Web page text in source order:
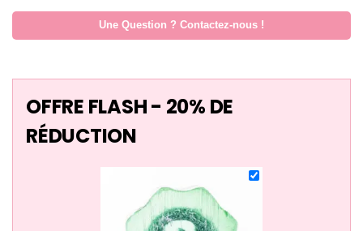
Une Question ? Contactez-nous !
OFFRE FLASH - 20% DE
RÉDUCTION